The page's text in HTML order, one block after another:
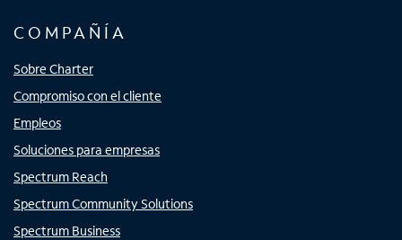
COMPAÑÍA
Sobre Charter
Compromiso con el cliente
Empleos
Soluciones para empresas
Spectrum Reach
Spectrum Community Solutions
Spectrum Business